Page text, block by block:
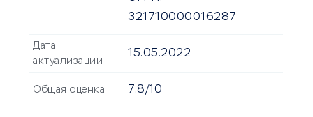
321710000016287
Дата
актуализации
15.05.2022
Общая оценка 7.8/10